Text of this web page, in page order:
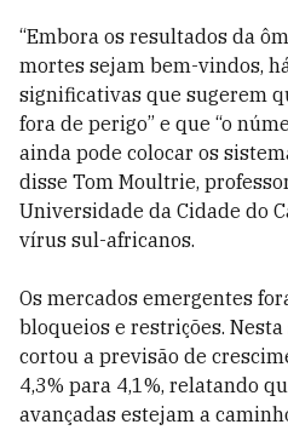
“Embora os resultados da
mortes sejam bem-vindos,
significativas que sugerem
fora de perigo” e que “o
ainda pode colocar os
disse Tom Moultrie,
Universidade da Cidade do
vírus sul-africanos.
Os mercados emergentes
bloqueios e restrições.
cortou a previsão de
4,3% para 4,1%, relatando
avançadas estejam a